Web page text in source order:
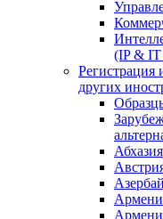
(IP &
других
Абхазия